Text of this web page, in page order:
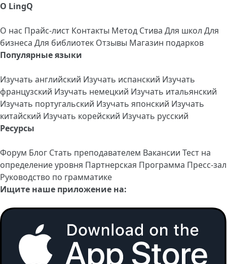
О LingQ
О нас Прайс-лист Контакты Метод Стива Для школ Для
бизнеса Для библиотек Отзывы Магазин подарков
Популярные языки
Изучать английский Изучать испанский Изучать
французский Изучать немецкий Изучать итальянский
Изучать португальский Изучать японский Изучать
китайский Изучать корейский Изучать русский
Ресурсы
Форум Блог Стать преподавателем Вакансии Тест на
определение уровня Партнерская Программа Пресс-зал
Руководство по грамматике
Ищите наше приложение на: